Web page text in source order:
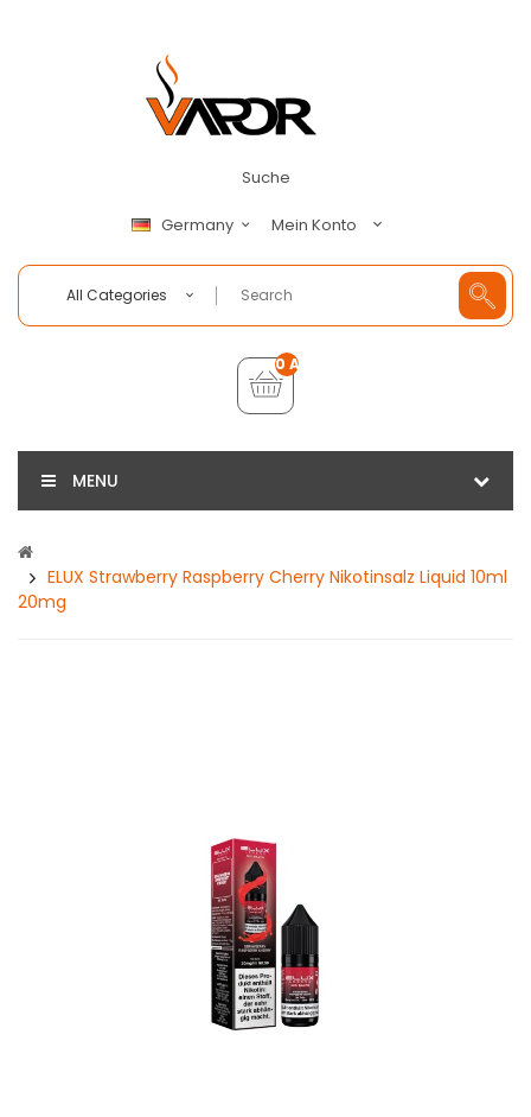
Suche
Germany Mein Konto
All Categories
0 Artikel - €0,00
MENU
ELUX Strawberry Raspberry Cherry Nikotinsalz Liquid 10ml
20mg